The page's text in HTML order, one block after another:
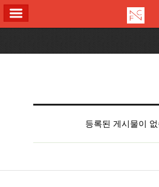
등록된 게시물이 없